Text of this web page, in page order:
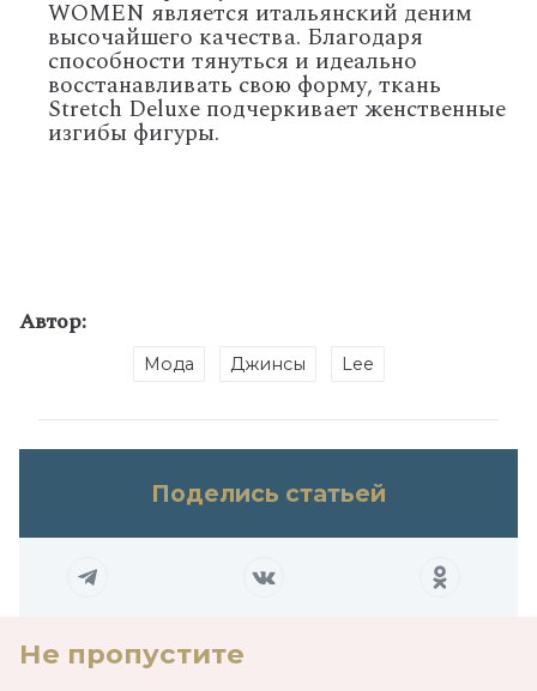
WOMEN является итальянский деним
высочайшего качества. Благодаря
способности тянуться и идеально
восстанавливать свою форму, ткань
Stretch Deluxe подчеркивает женственные
изгибы фигуры.
Автор:
Мода Джинсы Lee
Поделись статьей
Не пропустите